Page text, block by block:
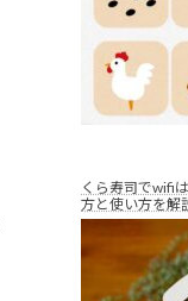
くら寿司でwifi
方と使い方を解